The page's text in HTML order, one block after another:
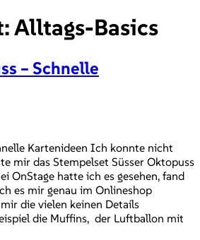
Alltags-Basics
– Schnelle
Kartenideen Ich konnte nicht
mir das Stempelset Süsser Oktopuss
OnStage hatte ich es gesehen, fand
es mir genau im Onlineshop
die vielen keinen Details
die Muffins, der Luftballon mit